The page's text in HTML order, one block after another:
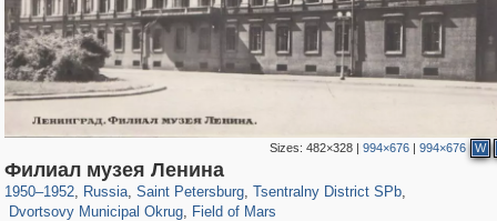
Sizes: 482×328| 994×676| 994×676 W
Филиал музея Ленина
1950–1952, Russia
1,405,939 29,243
, Saint Petersburg
197,061 5,709
, Tsentralny District SPb,
Dvortsovy Municipal Okrug
22,587 1,098
, Field of Mars
1,187